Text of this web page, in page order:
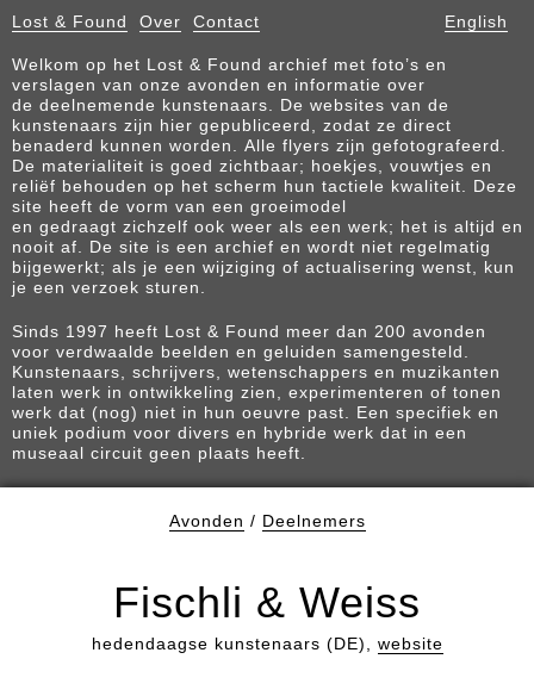
Lost & Found Over Contact English
Welkom op het Lost & Found archief met foto’s en
verslagen van onze avonden en informatie over
de deelnemende kunstenaars. De websites van de
kunstenaars zijn hier gepubliceerd, zodat ze direct
benaderd kunnen worden. Alle flyers zijn gefotografeerd.
De materialiteit is goed zichtbaar; hoekjes, vouwtjes en
reliëf behouden op het scherm hun tactiele kwaliteit. Deze
site heeft de vorm van een groeimodel
en gedraagt zichzelf ook weer als een werk; het is altijd en
nooit af. De site is een archief en wordt niet regelmatig
bijgewerkt; als je een wijziging of actualisering wenst, kun
je een verzoek sturen.
Sinds 1997 heeft Lost & Found meer dan 200 avonden
voor verdwaalde beelden en geluiden samengesteld.
Kunstenaars, schrijvers, wetenschappers en muzikanten
laten werk in ontwikkeling zien, experimenteren of tonen
werk dat (nog) niet in hun oeuvre past. Een specifiek en
uniek podium voor divers en hybride werk dat in een
museaal circuit geen plaats heeft.
Avonden / Deelnemers
Fischli & Weiss
hedendaagse kunstenaars (DE), website